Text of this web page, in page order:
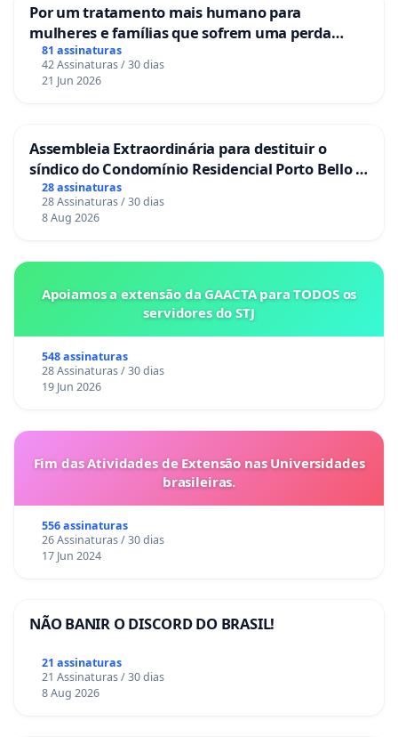
Por um tratamento mais humano para
mulheres e famílias que sofrem uma perda
gestacional nos hospitais portugueses
81 assinaturas
42 Assinaturas / 30 dias
21 Jun 2026
Assembleia Extraordinária para destituir o
síndico do Condomínio Residencial Porto Bello -
La Casa
28 assinaturas
28 Assinaturas / 30 dias
8 Aug 2026
Apoiamos a extensão da GAACTA para TODOS os
servidores do STJ
548 assinaturas
28 Assinaturas / 30 dias
19 Jun 2026
Fim das Atividades de Extensão nas Universidades
brasileiras.
556 assinaturas
26 Assinaturas / 30 dias
17 Jun 2024
NÃO BANIR O DISCORD DO BRASIL!
21 assinaturas
21 Assinaturas / 30 dias
8 Aug 2026